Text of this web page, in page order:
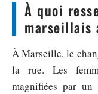
À quoi
marseillais
À Marseille, le
la rue. Les
magnifiées par un